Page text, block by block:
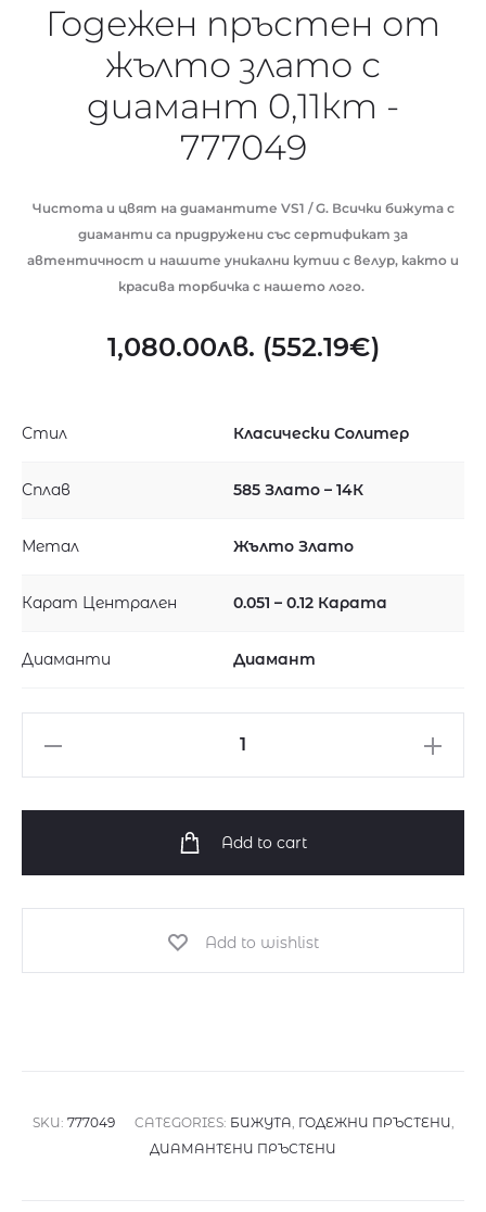
Годежен пръстен от
жълто злато с
диамант 0,11кт -
777049
Чистота и цвят на диамантите VS1 / G. Всички бижута с
диаманти са придружени със сертификат за
автентичност и нашите уникални кутии с велур, както и
красива торбичка с нашето лого.
1,080.00лв. (552.19€)
Стил Класически Солитер
Сплав 585 Злато – 14К
Метал Жълто Злато
Карат Централен 0.051 – 0.12 Карата
Диаманти Диамант
quantity
Add to cart
Add to wishlist
SKU: 777049 CATEGORIES: БИЖУТА, ГОДЕЖНИ ПРЪСТЕНИ,
ДИАМАНТЕНИ ПРЪСТЕНИ